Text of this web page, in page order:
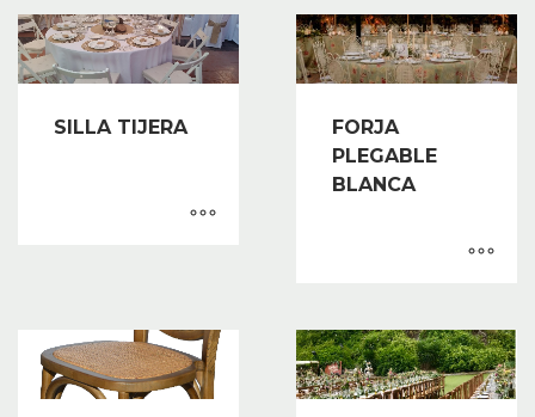
SILLA TIJERA
FORJA
PLEGABLE
BLANCA